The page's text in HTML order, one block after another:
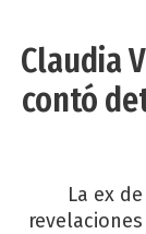
Claudia
contó
La ex